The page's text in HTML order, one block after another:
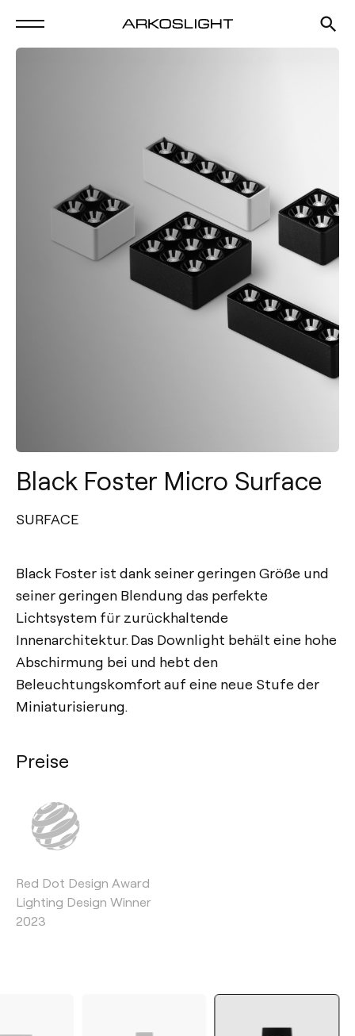
Black Foster Micro Surface
SURFACE
Black Foster ist dank seiner geringen Größe und
seiner geringen Blendung das perfekte
Lichtsystem für zurückhaltende
Innenarchitektur. Das Downlight behält eine hohe
Abschirmung bei und hebt den
Beleuchtungskomfort auf eine neue Stufe der
Miniaturisierung.
Preise
Red Dot Design Award
Lighting Design Winner
2023